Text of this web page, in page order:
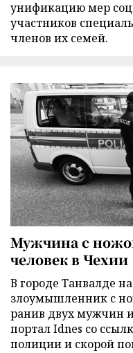
унификацию мер
участников
членов их семей.
Мужчина с
человек в Чехии
В городе Танвалде
злоумышленник с
ранив двух мужчин
портал Idnes со
полиции и скорой